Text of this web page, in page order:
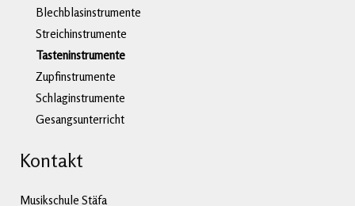
Blechblasinstrumente
Streichinstrumente
Tasteninstrumente
Zupfinstrumente
Schlaginstrumente
Gesangsunterricht
Kontakt
Musikschule Stäfa